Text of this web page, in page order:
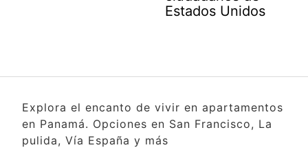
Estados Unidos
Explora el encanto de vivir en apartamentos
en Panamá. Opciones en San Francisco, La
pulida, Vía España y más